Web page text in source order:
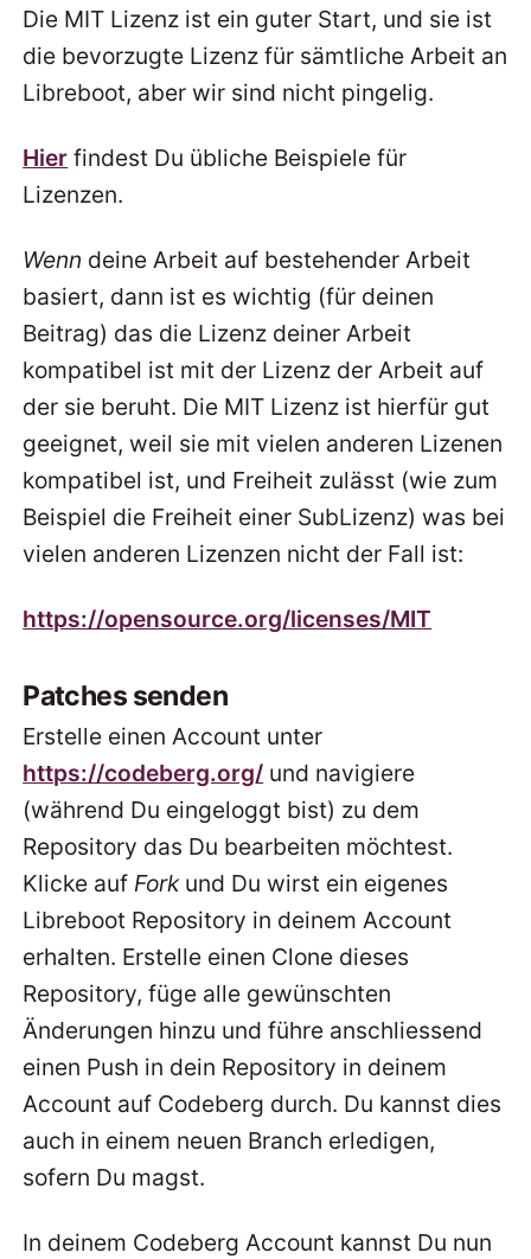
Die MIT Lizenz ist ein guter Start, und sie ist
die bevorzugte Lizenz für sämtliche Arbeit an
Libreboot, aber wir sind nicht pingelig.
Hier findest Du übliche Beispiele für
Lizenzen.
Wenn deine Arbeit auf bestehender Arbeit
basiert, dann ist es wichtig (für deinen
Beitrag) das die Lizenz deiner Arbeit
kompatibel ist mit der Lizenz der Arbeit auf
der sie beruht. Die MIT Lizenz ist hierfür gut
geeignet, weil sie mit vielen anderen Lizenen
kompatibel ist, und Freiheit zulässt (wie zum
Beispiel die Freiheit einer SubLizenz) was bei
vielen anderen Lizenzen nicht der Fall ist:
https://opensource.org/licenses/MIT
Patches senden
Erstelle einen Account unter
https://codeberg.org/ und navigiere
(während Du eingeloggt bist) zu dem
Repository das Du bearbeiten möchtest.
Klicke aufForkund Du wirst ein eigenes
Libreboot Repository in deinem Account
erhalten. Erstelle einen Clone dieses
Repository, füge alle gewünschten
Änderungen hinzu und führe anschliessend
einen Push in dein Repository in deinem
Account auf Codeberg durch. Du kannst dies
auch in einem neuen Branch erledigen,
sofern Du magst.
In deinem Codeberg Account kannst Du nun